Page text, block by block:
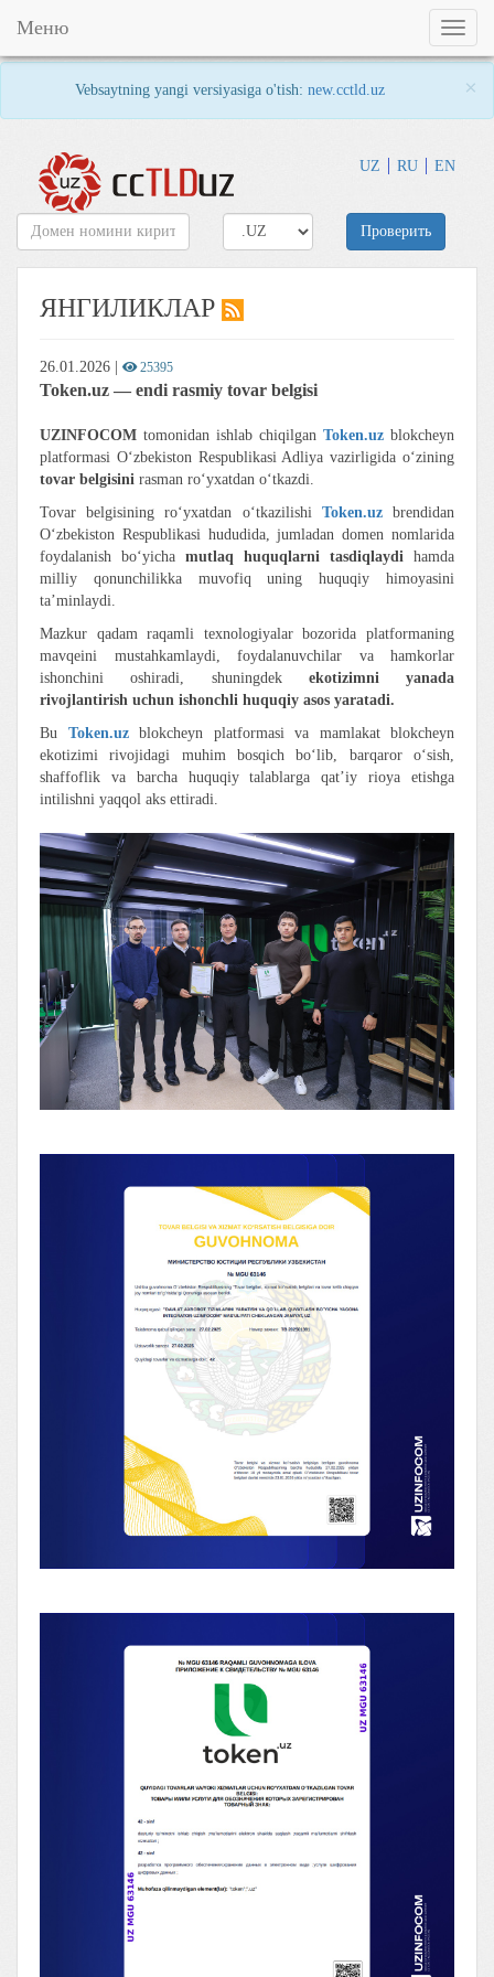
Vebsaytning yangi versiyasiga o'tish: new.cctld.uz ×
UZ RU EN
Toggle
Меню
Проверить
ЯНГИЛИКЛАР
26.01.2026 25395
Token.uz — endi rasmiy tovar belgisi
UZINFOCOM tomonidan ishlab chiqilgan Token.uz blokcheyn
platformasi O‘zbekiston Respublikasi Adliya vazirligida o‘zining
tovar belgisini rasman ro‘yxatdan o‘tkazdi.
Tovar belgisining ro‘yxatdan o‘tkazilishi Token.uzbrendidan
O‘zbekiston Respublikasi hududida, jumladan domen nomlarida
foydalanish bo‘yicha mutlaq huquqlarni tasdiqlaydi hamda
milliy qonunchilikka muvofiq uning huquqiy himoyasini
ta’minlaydi.
Mazkur qadam raqamli texnologiyalar bozorida platformaning
mavqeini mustahkamlaydi, foydalanuvchilar va hamkorlar
ishonchini oshiradi, shuningdek ekotizimni yanada
rivojlantirish uchun ishonchli huquqiy asos yaratadi.
Bu Token.uzblokcheyn platformasi va mamlakat blokcheyn
ekotizimi rivojidagi muhim bosqich bo‘lib, barqaror o‘sish,
shaffoflik va barcha huquqiy talablarga qat’iy rioya etishga
intilishni yaqqol aks ettiradi.